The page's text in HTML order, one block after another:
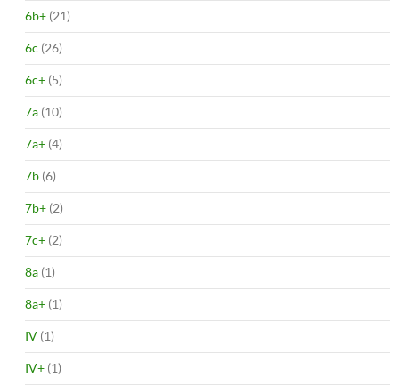
6b+ (21)
6c (26)
6c+ (5)
7a (10)
7a+ (4)
7b (6)
7b+ (2)
7c+ (2)
8a (1)
8a+ (1)
IV (1)
IV+ (1)